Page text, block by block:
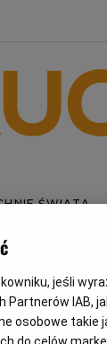
ŚWIATA
jeśli
Partnerów IAB,
osobowe takie
do celów